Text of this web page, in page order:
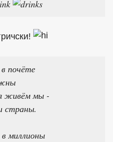
почёте
живём мы -
страны.
миллионы